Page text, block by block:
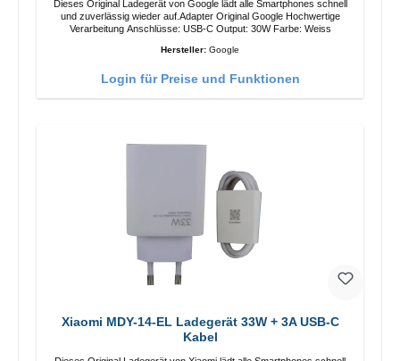
Dieses Original Ladegerät von Google lädt alle Smartphones schnell
und zuverlässig wieder auf.Adapter Original Google Hochwertige
Verarbeitung Anschlüsse: USB-C Output: 30W Farbe: Weiss
Hersteller: Google
Login für Preise und Funktionen
Xiaomi MDY-14-EL Ladegerät 33W + 3A USB-C
Kabel